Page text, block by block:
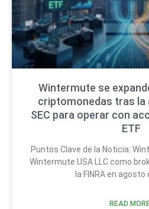
Wintermute se
criptomonedas tras la
SEC para operar con
ETF
Puntos Clave de la Noticia:
Wintermute USA LLC como
la FINRA en agosto
READ